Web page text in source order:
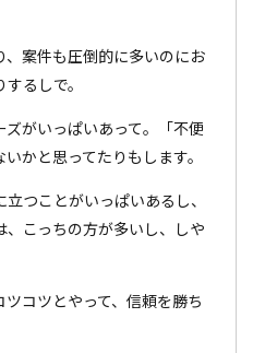
案件も圧倒的に多いのにお
るしで。
がいっぱいあって。「不便
かと思ってたりもします。
つことがいっぱいあるし、
こっちの方が多いし、しや
コツとやって、信頼を勝ち